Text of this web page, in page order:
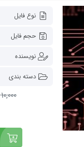
نوع فایل
حجم فایل
نویسنده
دسته بندی
10,000 تومان